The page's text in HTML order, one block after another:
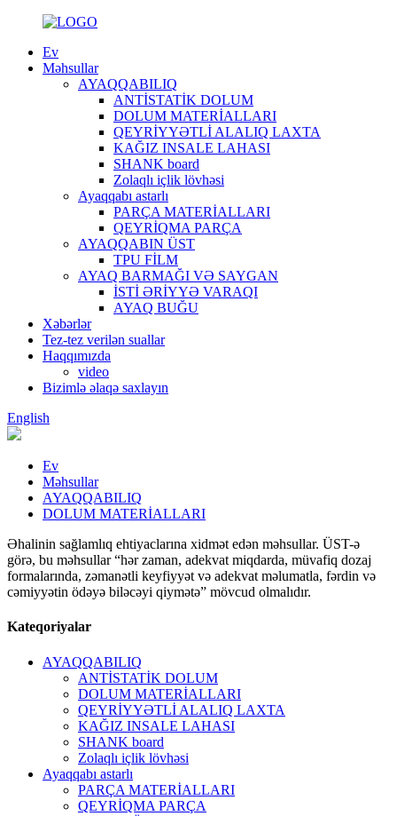
Ev
Məhsullar
AYAQQABILIQ
ANTİSTATİK DOLUM
DOLUM MATERİALLARI
QEYRİYYƏTLİ ALALIQ LAXTA
KAĞIZ INSALE LAHASI
SHANK board
Zolaqlı içlik lövhəsi
Ayaqqabı astarlı
PARÇA MATERİALLARI
QEYRİQMA PARÇA
AYAQQABIN ÜST
TPU FİLM
AYAQ BARMAĞI VƏ SAYGAN
İSTİ ƏRİYYƏ VARAQI
AYAQ BUĞU
Xəbərlər
Tez-tez verilən suallar
Haqqımızda
video
Bizimlə əlaqə saxlayın
English
Ev
Məhsullar
AYAQQABILIQ
DOLUM MATERİALLARI
Əhalinin sağlamlıq ehtiyaclarına xidmət edən məhsullar. ÜST-ə
görə, bu məhsullar “hər zaman, adekvat miqdarda, müvafiq dozaj
formalarında, zəmanətli keyfiyyət və adekvat məlumatla, fərdin və
cəmiyyətin ödəyə biləcəyi qiymətə” mövcud olmalıdır.
Kateqoriyalar
AYAQQABILIQ
ANTİSTATİK DOLUM
DOLUM MATERİALLARI
QEYRİYYƏTLİ ALALIQ LAXTA
KAĞIZ INSALE LAHASI
SHANK board
Zolaqlı içlik lövhəsi
Ayaqqabı astarlı
PARÇA MATERİALLARI
QEYRİQMA PARÇA